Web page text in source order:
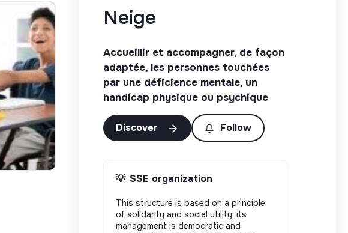
Neige
Accueillir et accompagner, de façon
adaptée, les personnes touchées
par une déficience mentale, un
handicap physique ou psychique
Discover Follow
💡 SSE organization
This structure is based on a principle
of solidarity and social utility: its
management is democratic and